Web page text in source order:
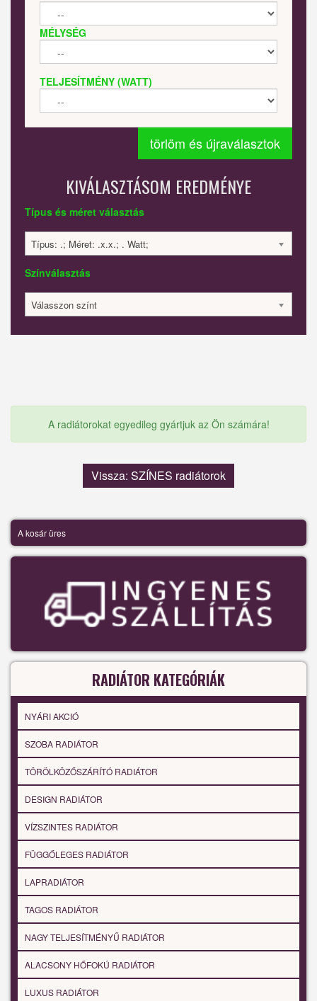
MÉLYSÉG
TELJESÍTMÉNY (WATT)
törlöm és újraválasztok
KIVÁLASZTÁSOM EREDMÉNYE
Típus és méret választás
Típus: .; Méret: .x.x.; . Watt;
Színválasztás
Válasszon színt
A radiátorokat egyedileg gyártjuk az Ön számára!
Vissza: SZÍNES radiátorok
A kosár üres
RADIÁTOR KATEGÓRIÁK
NYÁRI AKCIÓ
SZOBA RADIÁTOR
TÖRÖLKÖZŐSZÁRÍTÓ RADIÁTOR
DESIGN RADIÁTOR
VÍZSZINTES RADIÁTOR
FÜGGŐLEGES RADIÁTOR
LAPRADIÁTOR
TAGOS RADIÁTOR
NAGY TELJESÍTMÉNYŰ RADIÁTOR
ALACSONY HŐFOKÚ RADIÁTOR
LUXUS RADIÁTOR